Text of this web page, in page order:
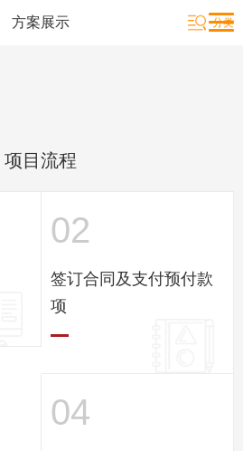
方案展示
项目流程
02
签订合同及支付预付款
项
04